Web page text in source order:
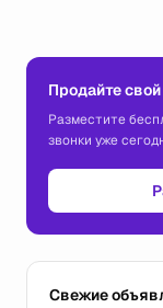
Продайте
Разместите
звонки уже
Свежие